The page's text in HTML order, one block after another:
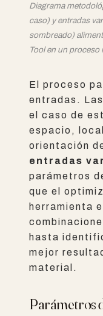
Diagrama
caso) y entradas
sombreado)
Tool en un
El proceso
entradas. Las
el caso de
espacio,
orientación
entradas
parámetros
que el
herramienta
hasta
mejor
material.
Parámetros